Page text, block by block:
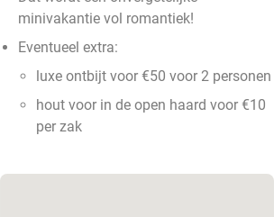
minivakantie vol romantiek!
Eventueel extra:
luxe ontbijt voor €50 voor 2 personen
hout voor in de open haard voor €10
per zak